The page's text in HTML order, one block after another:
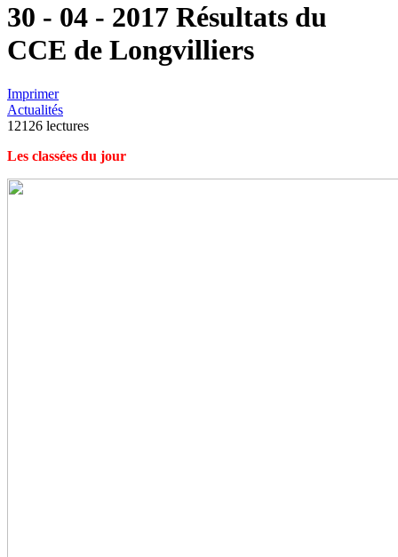
30 - 04 - 2017 Résultats du
CCE de Longvilliers
Imprimer
Actualités
12126 lectures
Les classées du jour